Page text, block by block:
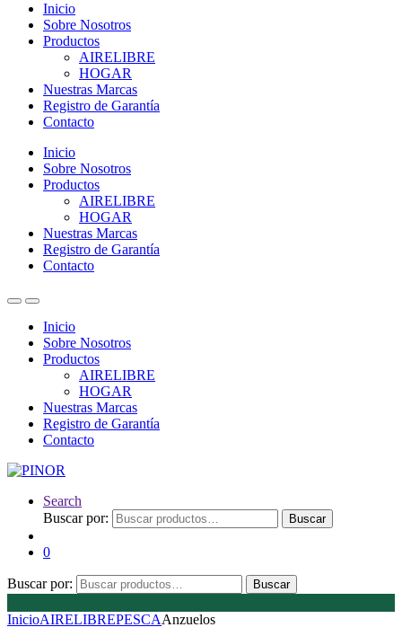
Inicio
Sobre Nosotros
Productos
AIRELIBRE
HOGAR
Nuestras Marcas
Registro de Garantía
Contacto
Inicio
Sobre Nosotros
Productos
AIRELIBRE
HOGAR
Nuestras Marcas
Registro de Garantía
Contacto
Inicio
Sobre Nosotros
Productos
AIRELIBRE
HOGAR
Nuestras Marcas
Registro de Garantía
Contacto
Search
Buscar por:
Buscar
0
Buscar por: Buscar
InicioAIRELIBREPESCAAnzuelos